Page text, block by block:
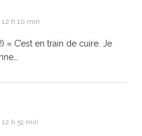
h 10 min
« C’est en train de cuire. Je
h 51 min